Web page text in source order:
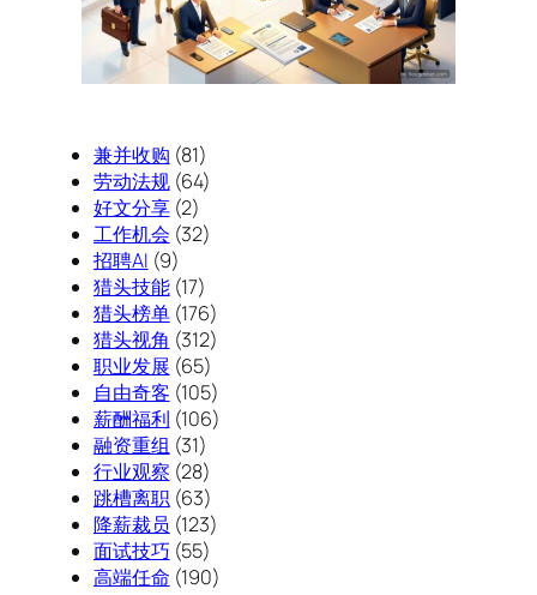
兼并收购 (81)
劳动法规(64)
好文分享(2)
工作机会 (32)
招聘AI (9)
猎头技能(17)
猎头榜单(176)
猎头视角 (312)
职业发展 (65)
自由奇客 (105)
薪酬福利 (106)
融资重组 (31)
行业观察 (28)
跳槽离职(63)
降薪裁员 (123)
面试技巧 (55)
高端任命 (190)